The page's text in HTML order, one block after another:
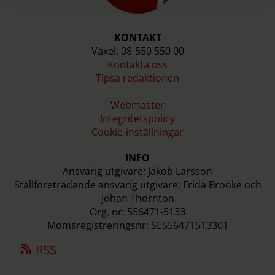
KONTAKT
Växel: 08-550 550 00
Kontakta oss
Tipsa redaktionen
Webmaster
Integritetspolicy
Cookie-inställningar
INFO
Ansvarig utgivare: Jakob Larsson
Ställföreträdande ansvarig utgivare: Frida Brooke och
Johan Thornton
Org. nr: 556471-5133
Momsregistreringsnr: SE556471513301
RSS